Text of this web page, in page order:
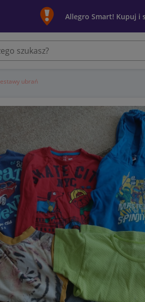
Allegro Smart! Kupuj i
ubrań